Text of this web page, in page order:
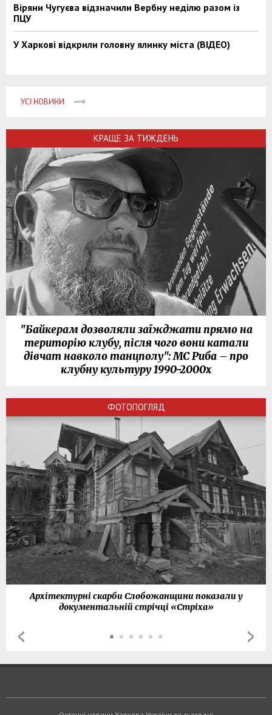
Віряни Чугуєва відзначили Вербну неділю разом із
ПЦУ
У Харкові відкрили головну ялинку міста (ВІДЕО)
УСІ НОВИНИ
КРАЩЕ ЗА ТИЖДЕНЬ
"Байкерам дозволяли заїжджати прямо на
територію клубу, після чого вони катали
дівчат навколо танцполу": МС Риба – про
клубну культуру 1990-2000х
ФОТОПОГЛЯД
Архітектурні скарби Слобожанщини показали у
документальній стрічці «Стріха»